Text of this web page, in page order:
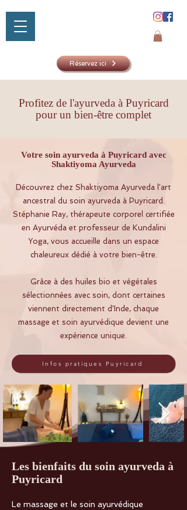
Réservez ici
Profitez de l'ayurveda à Puyricard
pour un bien-être complet
Votre soin ayurveda à Puyricard avec
Shaktiyoma Ayurveda
Découvrez chez Shaktiyoma Ayurveda l'art
ancestral du soin ayurveda à Puyricard.
Stéphanie Ray, thérapeute corporel certifiée
en Ayurvéda et professeur de Kundalini
Yoga, vous accueille dans un espace
chaleureux dédié à votre bien-être.
Grâce à des huiles bio et végétales
sélectionnées avec soin, dont certaines
viennent directement d'Inde, chaque
massage et soin ayurvédique devient une
expérience unique.
Infos pratiques Puyricard
Les bienfaits du soin ayurveda à
Puyricard
Le massage et le soin ayurvédique